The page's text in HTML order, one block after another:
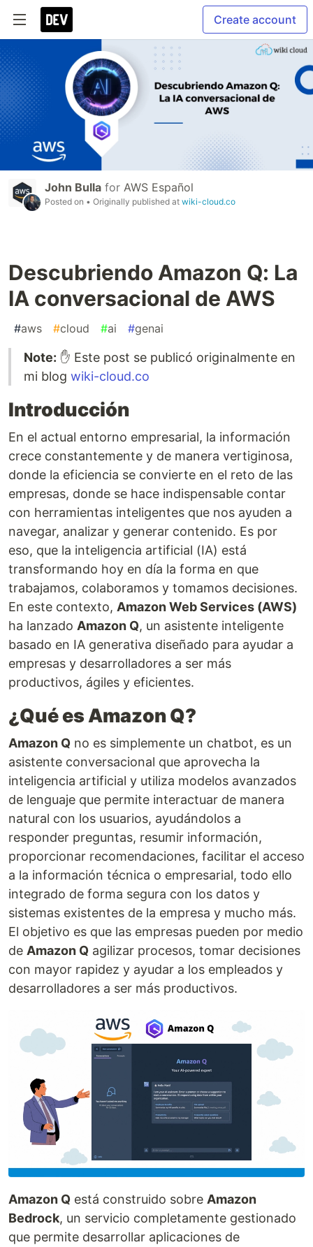
Create account
John Bulla for AWS Español
Posted on • Originally published at wiki-cloud.co
Descubriendo Amazon Q: La
IA conversacional de AWS
#aws #cloud #ai #genai
Note: ✋ Este post se publicó originalmente en
mi blog wiki-cloud.co
Introducción
En el actual entorno empresarial, la información
crece constantemente y de manera vertiginosa,
donde la eficiencia se convierte en el reto de las
empresas, donde se hace indispensable contar
con herramientas inteligentes que nos ayuden a
navegar, analizar y generar contenido. Es por
eso, que la inteligencia artificial (IA) está
transformando hoy en día la forma en que
trabajamos, colaboramos y tomamos decisiones.
En este contexto, Amazon Web Services (AWS)
ha lanzado Amazon Q, un asistente inteligente
basado en IA generativa diseñado para ayudar a
empresas y desarrolladores a ser más
productivos, ágiles y eficientes.
¿Qué es Amazon Q?
Amazon Q no es simplemente un chatbot, es un
asistente conversacional que aprovecha la
inteligencia artificial y utiliza modelos avanzados
de lenguaje que permite interactuar de manera
natural con los usuarios, ayudándolos a
responder preguntas, resumir información,
proporcionar recomendaciones, facilitar el acceso
a la información técnica o empresarial, todo ello
integrado de forma segura con los datos y
sistemas existentes de la empresa y mucho más.
El objetivo es que las empresas pueden por medio
de Amazon Q agilizar procesos, tomar decisiones
con mayor rapidez y ayudar a los empleados y
desarrolladores a ser más productivos.
Amazon Q está construido sobre Amazon
Bedrock, un servicio completamente gestionado
que permite desarrollar aplicaciones de